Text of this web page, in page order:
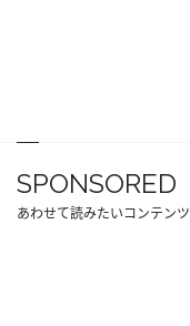
SPONSORED
あわせて読みたいコンテンツ